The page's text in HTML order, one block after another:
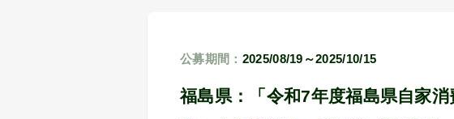
公募期間： 2025/08/19～2025/10/15
福島県：「令和7年度福島県自家